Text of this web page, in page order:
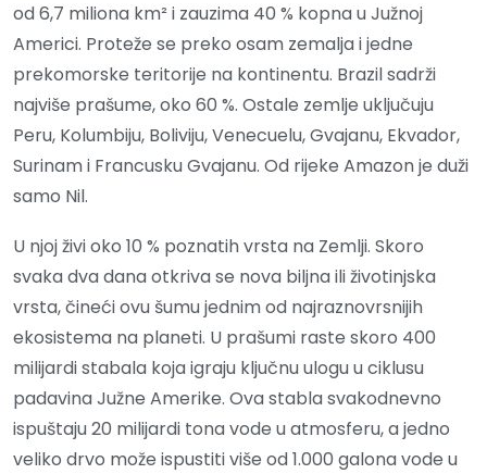
od 6,7 miliona km² i zauzima 40 % kopna u Južnoj
Americi. Proteže se preko osam zemalja i jedne
prekomorske teritorije na kontinentu. Brazil sadrži
najviše prašume, oko 60 %. Ostale zemlje uključuju
Peru, Kolumbiju, Boliviju, Venecuelu, Gvajanu, Ekvador,
Surinam i Francusku Gvajanu. Od rijeke Amazon je duži
samo Nil.
U njoj živi oko 10 % poznatih vrsta na Zemlji. Skoro
svaka dva dana otkriva se nova biljna ili životinjska
vrsta, čineći ovu šumu jednim od najraznovrsnijih
ekosistema na planeti. U prašumi raste skoro 400
milijardi stabala koja igraju ključnu ulogu u ciklusu
padavina Južne Amerike. Ova stabla svakodnevno
ispuštaju 20 milijardi tona vode u atmosferu, a jedno
veliko drvo može ispustiti više od 1.000 galona vode u